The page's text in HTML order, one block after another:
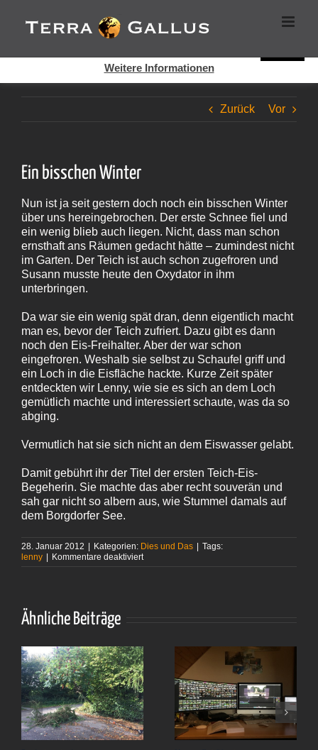
Inhalt
springen
Zurück Vor
Ein bisschen Winter
Nun ist ja seit gestern doch noch ein bisschen Winter
über uns hereingebrochen. Der erste Schnee fiel und
ein wenig blieb auch liegen. Nicht, dass man schon
ernsthaft ans Räumen gedacht hätte – zumindest nicht
im Garten. Der Teich ist auch schon zugefroren und
Susann musste heute den Oxydator in ihm
unterbringen.
Da war sie ein wenig spät dran, denn eigentlich macht
man es, bevor der Teich zufriert. Dazu gibt es dann
noch den Eis-Freihalter. Aber der war schon
eingefroren. Weshalb sie selbst zu Schaufel griff und
ein Loch in die Eisfläche hackte. Kurze Zeit später
entdeckten wir Lenny, wie sie es sich an dem Loch
gemütlich machte und interessiert schaute, was da so
abging.
Vermutlich hat sie sich nicht an dem Eiswasser gelabt.
Damit gebührt ihr der Titel der ersten Teich-Eis-
Begeherin. Sie machte das aber recht souverän und
sah gar nicht so albern aus, wie Stummel damals auf
dem Borgdorfer See.
28. Januar 2012 | Kategorien: Dies und Das | Tags:
lenny | Kommentare deaktiviertfür
Ähnliche Beiträge
Cookies helfen auf auf dieser Seite bei der Bereitstellung der
Dienste. Durch die Nutzung dieser Webseite erklären Sie sich
Weitere Informationen